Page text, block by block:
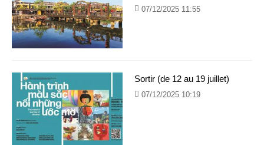
07/12/2025 11:55
Sortir (de 12 au 19 juillet)
07/12/2025 10:19